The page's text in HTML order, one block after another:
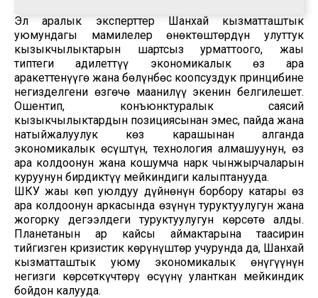
Эл аралык эксперттер Шанхай кызматташтык
уюмундагы мамилелер өнөктөштөрдүн улуттук
кызыкчылыктарын шартсыз урматтоого, жаңы
типтеги адилеттүү экономикалык өз ара
аракеттенүүгө жана бөлүнбөс коопсуздук принцибине
негизделгени өзгөчө маанилүү экенин белгилешет.
Ошентип, конъюнктуралык саясий
кызыкчылыктардын позициясынан эмес, пайда жана
натыйжалуулук көз карашынан алганда
экономикалык өсүштүн, технология алмашуунун, өз
ара колдоонун жана кошумча нарк чынжырчаларын
куруунун бирдиктүү мейкиндиги калыптанууда.
ШКУ жаңы көп уюлдуу дүйнөнүн борбору катары өз
ара колдоонун аркасында өзүнүн туруктуулугун жана
жогорку деңгээлдеги туруктуулугун көрсөтө алды.
Планетанын ар кайсы аймактарына таасирин
тийгизген кризистик көрүнүштөр учурунда да, Шанхай
кызматташтык уюму экономикалык өнүгүүнүн
негизги көрсөткүчтөрү өсүүнү уланткан мейкиндик
бойдон калууда.